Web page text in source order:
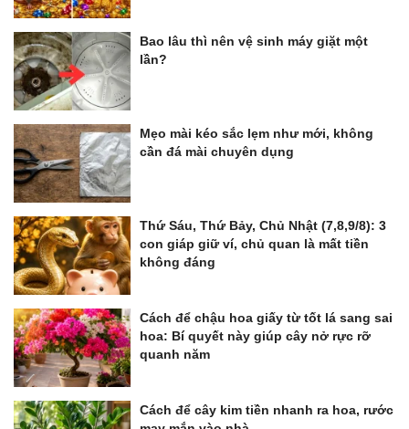
Bao lâu thì nên vệ sinh máy giặt một
lần?
Mẹo mài kéo sắc lẹm như mới, không
cần đá mài chuyên dụng
Thứ Sáu, Thứ Bảy, Chủ Nhật (7,8,9/8): 3
con giáp giữ ví, chủ quan là mất tiền
không đáng
Cách để chậu hoa giấy từ tốt lá sang sai
hoa: Bí quyết này giúp cây nở rực rỡ
quanh năm
Cách để cây kim tiền nhanh ra hoa, rước